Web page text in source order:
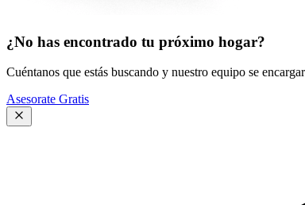
¿No has encontrado tu próximo hogar?
Cuéntanos que estás buscando y nuestro equipo se
Asesorate Gratis